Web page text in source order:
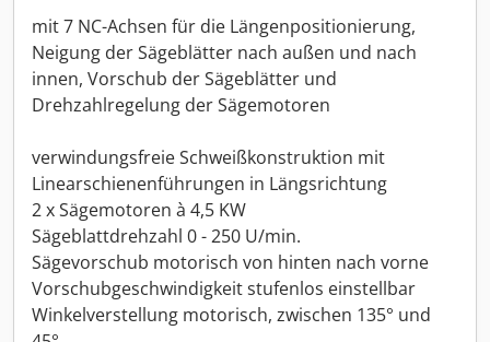
mit 7 NC-Achsen für die Längenpositionierung,
Neigung der Sägeblätter nach außen und nach
innen, Vorschub der Sägeblätter und
Drehzahlregelung der Sägemotoren
verwindungsfreie Schweißkonstruktion mit
Linearschienenführungen in Längsrichtung
2 x Sägemotoren à 4,5 KW
Sägeblattdrehzahl 0 - 250 U/min.
Sägevorschub motorisch von hinten nach vorne
Vorschubgeschwindigkeit stufenlos einstellbar
Winkelverstellung motorisch, zwischen 135° und